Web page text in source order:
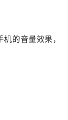
的音量效果，